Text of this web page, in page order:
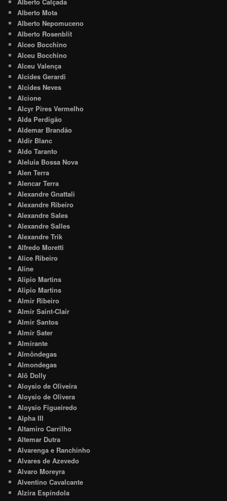
Alberto Mota
Alberto Nepomuceno
Alberto Rosenblit
Alceo Bocchino
Alceu Bocchino
Alceu Valença
Alcides Gerardi
Alcides Neves
Alcione
Alcyr Pires Vermelho
Alda Perdigão
Aldemar Brandão
Aldir Blanc
Aldo Taranto
Aleluia Bossa Nova
Alen Terra
Alencar Terra
Alexandre Gnattali
Alexandre Ribeiro
Alexandre Sales
Alexandre Salles
Alexandre Trik
Alfredo Moretti
Alice Ribeiro
Aline
Alípio Martins
Alipio Martins
Almir Ribeiro
Almir Saint-Clair
Almir Santos
Almir Sater
Almirante
Almôndegas
Almondegas
Alô Dolly
Aloysio de Oliveira
Aloysio de Olivera
Aloysio Figueiredo
Alpha III
Altamiro Carrilho
Altemar Dutra
Alvarenga e Ranchinho
Alvares de Azevedo
Alvaro Moreyra
Alventino Cavalcante
Alzira Espíndola